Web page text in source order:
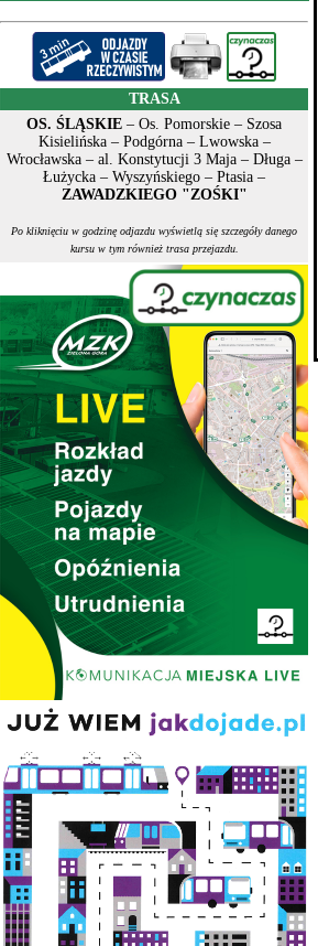
TRASA
OS. ŚLĄSKIE – Os. Pomorskie – Szosa
Kisielińska – Podgórna – Lwowska –
Wrocławska – al. Konstytucji 3 Maja – Długa –
Łużycka – Wyszyńskiego – Ptasia –
ZAWADZKIEGO "ZOŚKI"
Po kliknięciu w godzinę odjazdu wyświetlą się szczegóły danego
kursu w tym również trasa przejazdu.